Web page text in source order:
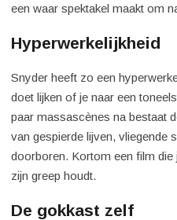
een waar spektakel maakt om
Hyperwerkelijkheid
Snyder heeft zo een
doet lijken of je naar een
paar massascènes na bestaat
van gespierde lijven, vliegende
doorboren. Kortom een film die
zijn greep houdt.
De gokkast zelf